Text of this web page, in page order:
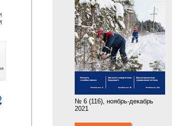
№ 6 (116), ноябрь-декабрь
2021